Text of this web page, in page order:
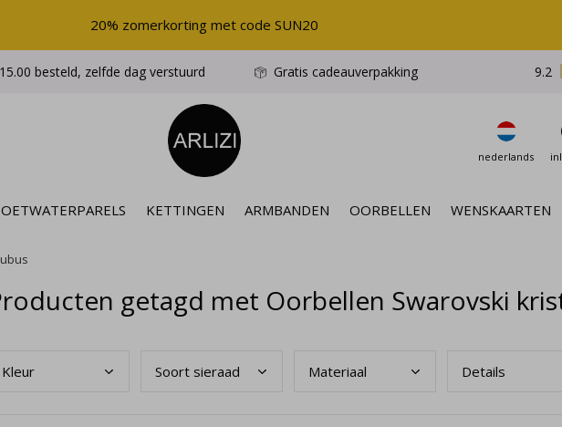
KETTINGEN ARMBANDEN OORBELLEN WENSKAARTEN
nederlands
besteld, zelfde dag verstuurd Gratis cadeauverpakking 9.2
20% zomerkorting met code SUN20
getagd met Oorbellen Swarovski
Kleur Soort sieraad Materiaal Details